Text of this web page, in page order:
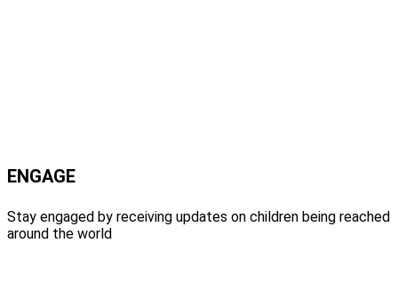
ENGAGE
Stay engaged by receiving updates on children being reached
around the world